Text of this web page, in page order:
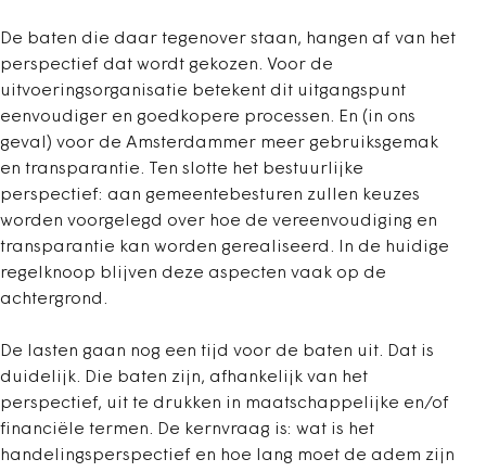
De baten die daar tegenover staan, hangen af van het
perspectief dat wordt gekozen. Voor de
uitvoeringsorganisatie betekent dit uitgangspunt
eenvoudiger en goedkopere processen. En (in ons
geval) voor de Amsterdammer meer gebruiksgemak
en transparantie. Ten slotte het bestuurlijke
perspectief: aan gemeentebesturen zullen keuzes
worden voorgelegd over hoe de vereenvoudiging en
transparantie kan worden gerealiseerd. In de huidige
regelknoop blijven deze aspecten vaak op de
achtergrond.
De lasten gaan nog een tijd voor de baten uit. Dat is
duidelijk. Die baten zijn, afhankelijk van het
perspectief, uit te drukken in maatschappelijke en/of
financiële termen. De kernvraag is: wat is het
handelingsperspectief en hoe lang moet de adem zijn